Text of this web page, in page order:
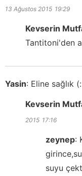
13 Ağustos 2015 19:29
Kevserin
Tantitoni'den
Yasin: Eline sağlık (:
Kevserin
2015 17:16
zeynep:
suyu